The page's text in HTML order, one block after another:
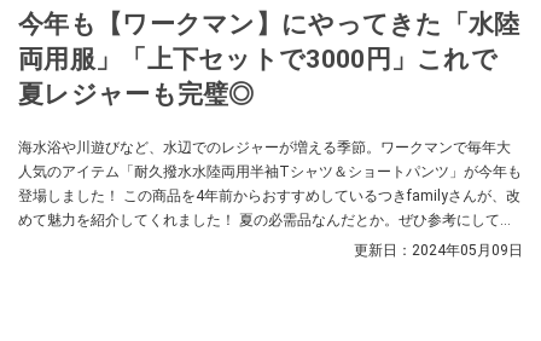
今年も【ワークマン】にやってきた「水陸
両用服」「上下セットで3000円」これで
夏レジャーも完璧◎
海水浴や川遊びなど、水辺でのレジャーが増える季節。ワークマンで毎年大
人気のアイテム「耐久撥水水陸両用半袖Tシャツ＆ショートパンツ」が今年も
登場しました！ この商品を4年前からおすすめしているつきfamilyさんが、改
めて魅力を紹介してくれました！ 夏の必需品なんだとか。ぜひ参考にしてみ
更新日： 2024年05月09日